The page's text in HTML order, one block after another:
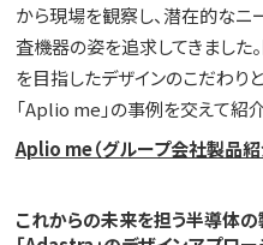
から現場を観察し、潜在的な
査機器の姿を追求してきました
を目指したデザインのこだわり
「Aplio me」の事例を交えて紹介
Aplio me（グループ会社製品紹
これからの未来を担う半導体